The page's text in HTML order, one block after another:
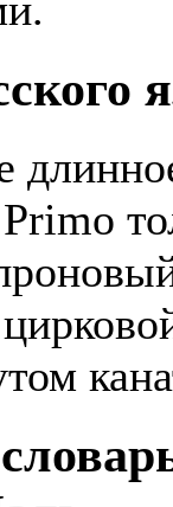
границей
рубежом
за
как
и т.д.
без